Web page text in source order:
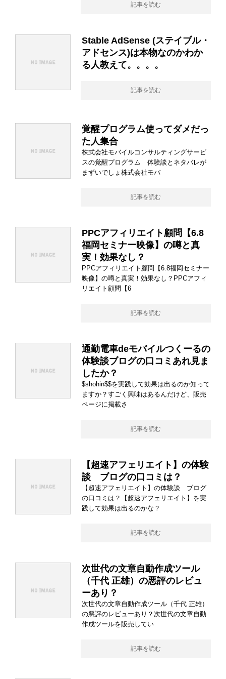
記事を読む
Stable AdSense (ステイブル・
アドセンス)は本物なのかわか
る人教えて。。。。
記事を読む
覚醒プログラム使ってダメだっ
た人集合
株式会社モバイルコンサルティングサービ
スの覚醒プログラム 体験談とネタバレが
まずいでしょ株式会社モバ
記事を読む
PPCアフィリエイト顧問【6.8
福岡セミナー映像】の噂と真
実！効果なし？
PPCアフィリエイト顧問【6.8福岡セミナー
映像】の噂と真実！効果なし？PPCアフィ
リエイト顧問【6
記事を読む
通勤電車deモバイルつくーるの
体験談ブログの口コミあれ見ま
したか？
$shohin$$を実践して効果は出るのか知って
ますか？すごく興味はあるんだけど、販売
ページに掲載さ
記事を読む
【超速アフェリエイト】の体験
談 ブログの口コミは？
【超速アフェリエイト】の体験談 ブログ
の口コミは？【超速アフェリエイト】を実
践して効果は出るのかな？
記事を読む
次世代の文章自動作成ツール
（千代 正雄）の悪評のレビュ
ーあり？
次世代の文章自動作成ツール（千代 正雄）
の悪評のレビューあり？次世代の文章自動
作成ツールを販売してい
記事を読む